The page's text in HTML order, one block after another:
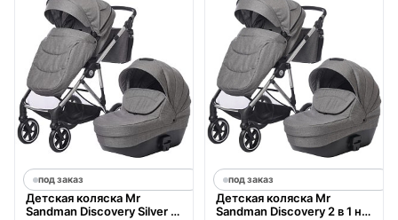
под заказ
Детская коляска Mr
Sandman Discovery Silver 2
под заказ
Детская коляска Mr
Sandman Discovery 2 в 1 на